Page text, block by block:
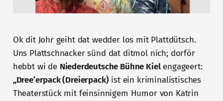
Ok dit Johr geiht dat wedder los mit Plattdütsch.
Uns Plattschnacker sünd dat ditmol nich; dorför
hebbt wi de Niederdeutsche Bühne Kielengageert:
„Dree’erpack (Dreierpack) ist ein kriminalistisches
Theaterstück mit feinsinnigem Humor von Katrin